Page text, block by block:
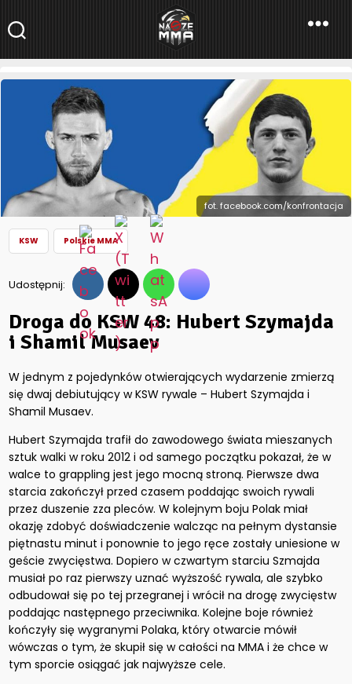
NaszeMMA
NaszeMMA.pl»Aktualności»Polskie MMA»KSW»
Droga do KSW 48:
Hubert Szymajda i Shamil Musaev
fot. facebook.com/konfrontacja
KSW Polskie MMA
Udostępnij:
Droga do KSW 48: Hubert Szymajda
i Shamil Musaev
W jednym z pojedynków otwierających wydarzenie zmierzą
się dwaj debiutujący w KSW rywale – Hubert Szymajda i
Shamil Musaev.
Hubert Szymajda trafił do zawodowego świata mieszanych
sztuk walki w roku 2012 i od samego początku pokazał, że w
walce to grappling jest jego mocną stroną. Pierwsze dwa
starcia zakończył przed czasem poddając swoich rywali
przez duszenie zza pleców. W kolejnym boju Polak miał
okazję zdobyć doświadczenie walcząc na pełnym dystansie
piętnastu minut i ponownie to jego ręce zostały uniesione w
geście zwycięstwa. Dopiero w czwartym starciu Szmajda
musiał po raz pierwszy uznać wyższość rywala, ale szybko
odbudował się po tej przegranej i wrócił na drogę zwycięstw
poddając następnego przeciwnika. Kolejne boje również
kończyły się wygranymi Polaka, który otwarcie mówił
wówczas o tym, że skupił się w całości na MMA i że chce w
tym sporcie osiągać jak najwyższe cele.